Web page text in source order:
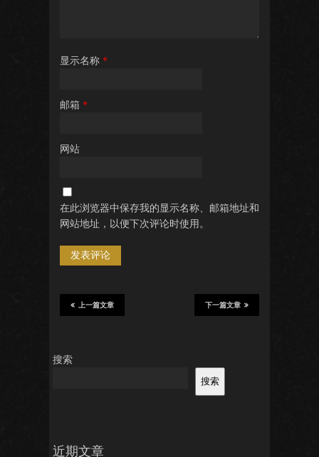
显示名称 *
邮箱 *
网站
在此浏览器中保存我的显示名称、邮箱地址和
网站地址，以便下次评论时使用。
下一篇文章
上一篇文章
搜索
搜索
近期文章